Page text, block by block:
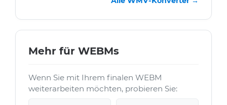
Mehr für WEBMs
Wenn Sie mit Ihrem finalen WEBM
weiterarbeiten möchten, probieren Sie: